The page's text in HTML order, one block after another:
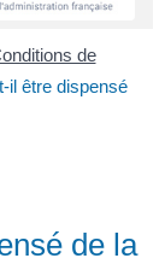
de
il être dispensé
de la